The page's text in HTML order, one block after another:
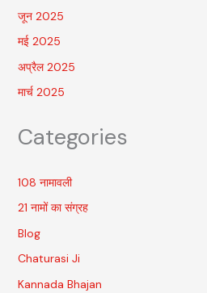
जून 2025
मई 2025
अप्रैल 2025
मार्च 2025
Categories
108 नामावली
21 नामों का संग्रह
Blog
Chaturasi Ji
Kannada Bhajan